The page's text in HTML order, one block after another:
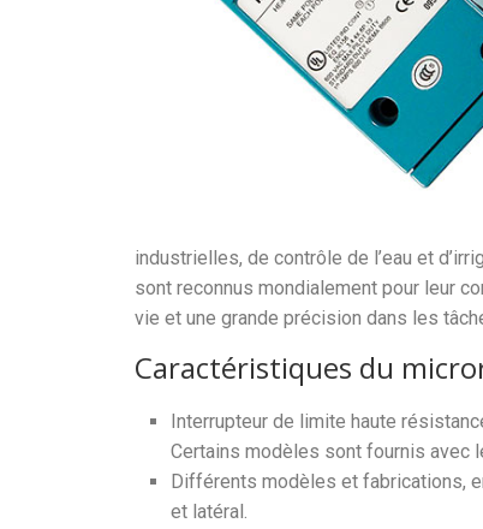
industrielles, de contrôle de l’eau et
sont reconnus mondialement pour leur
vie et une grande précision dans les
Caractéristiques du
Interrupteur de limite haute
Certains modèles sont fournis avec
Différents modèles et fabrications,
et latéral.